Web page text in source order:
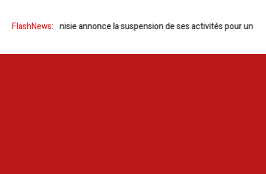
FlashNews:
OMCT Tunisie annonce la suspension de ses activités pour un mois